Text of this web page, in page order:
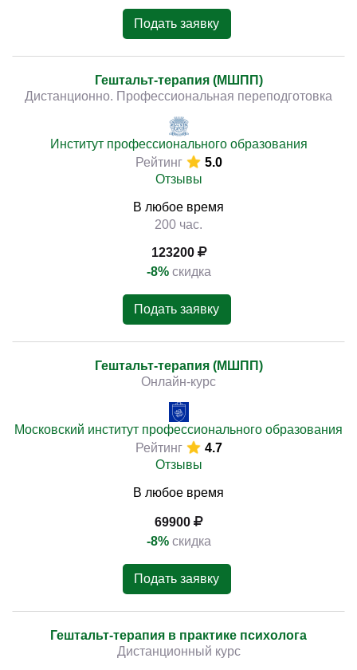
Подать заявку
Гештальт-терапия (МШПП)
Дистанционно. Профессиональная переподготовка
Институт профессионального образования
Рейтинг
5.0
Отзывы
В любое время
200 час.
123200
-8% скидка
Подать заявку
Гештальт-терапия (МШПП)
Онлайн-курс
Московский институт профессионального образования
Рейтинг
4.7
Отзывы
В любое время
69900
-8% скидка
Подать заявку
Гештальт-терапия в практике психолога
Дистанционный курс